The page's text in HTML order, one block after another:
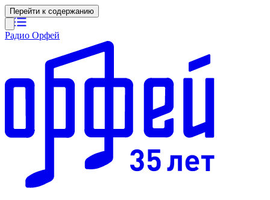
Перейти к содержанию
Радио Орфей